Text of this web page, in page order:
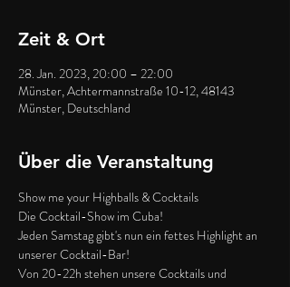
Zeit & Ort
28. Jan. 2023, 20:00 – 22:00
Münster, Achtermannstraße 10-12, 48143
Münster, Deutschland
Über die Veranstaltung
Show me your Highballs & Cocktails
Die Cocktail-Show im Cuba!
Jeden Samstag gibt's nun ein fettes Highlight an
unserer Cocktail-Bar!
Von 20-22h stehen unsere Cocktails und